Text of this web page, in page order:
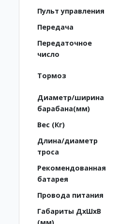
Пульт управления
Передача
Передаточное
число
Тормоз
Диаметр/ширина
барабана(мм)
Вес (Кг)
Длина/диаметр
троса
Рекомендованная
батарея
Провода питания
Габариты ДхШхВ
(мм)